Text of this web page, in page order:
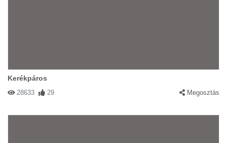
Kerékpáros
28633 29 Megosztás